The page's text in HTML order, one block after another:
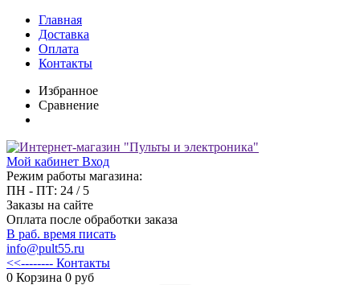
Главная
Доставка
Оплата
Контакты
Избранное
Сравнение
Мой кабинет Вход
Режим работы магазина:
ПН - ПТ: 24 / 5
Заказы на сайте
Оплата после обработки заказа
В раб. время писать
info@pult55.ru
<<-------- Контакты
0 Корзина 0 руб